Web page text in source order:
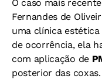
O caso mais
Fernandes de
uma clínica estética
de ocorrência, ela
com aplicação de
posterior das coxas.